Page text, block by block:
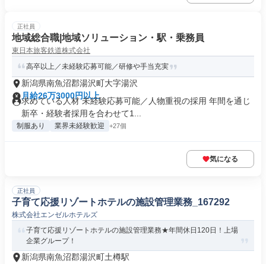
正社員
地域総合職|地域ソリューション・駅・乗務員
東日本旅客鉄道株式会社
高卒以上／未経験応募可能／研修や手当充実
新潟県南魚沼郡湯沢町大字湯沢
月給26万3000円以上
求めている人材 未経験応募可能／人物重視の採用 年間を通じ
新卒・経験者採用を合わせて1...
制服あり 業界未経験歓迎 +27個
気になる
正社員
子育て応援リゾートホテルの施設管理業務_167292
株式会社エンゼルホテルズ
子育て応援リゾートホテルの施設管理業務★年間休日120日！上場
企業グループ！
新潟県南魚沼郡湯沢町土樽駅